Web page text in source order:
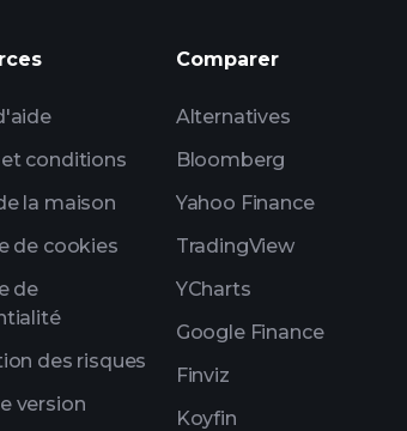
conditions
la maison
de cookies
de
des risques
version
Comparer
Alternatives
Bloomberg
Yahoo Finance
TradingView
YCharts
Google Finance
Finviz
Koyfin